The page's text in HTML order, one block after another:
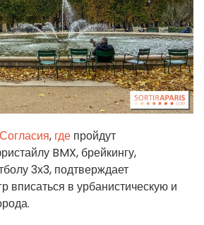
, где пройдут
BMX, брейкингу,
3х3, подтверждает
вписаться в урбанистическую и